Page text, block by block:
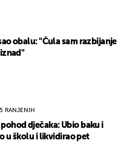
obalu: "Čula sam razbijanje
RANJENIH
pohod dječaka: Ubio baku i
u školu i likvidirao pet